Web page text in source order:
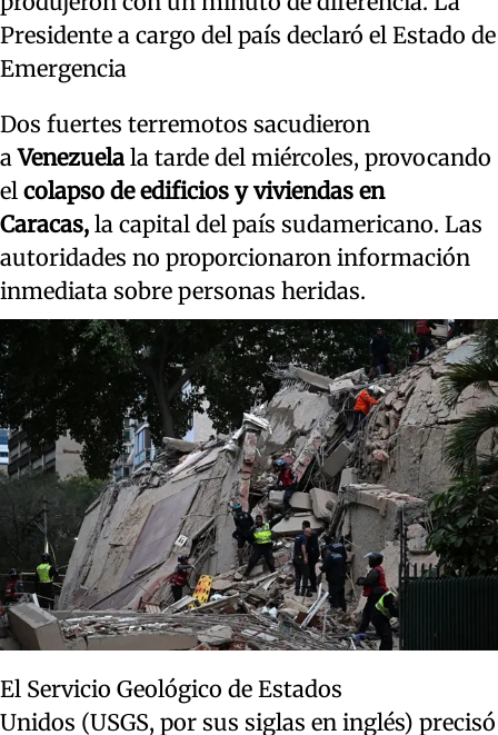
Presidente a cargo del país declaró el Estado de
Emergencia
Dos fuertes terremotos sacudieron
aVenezuela la tarde del miércoles, provocando
el colapso de edificios y viviendas en
Caracas, la capital del país sudamericano. Las
autoridades no proporcionaron información
inmediata sobre personas heridas.
El Servicio Geológico de Estados
Unidos (USGS, por sus siglas en inglés) precisó